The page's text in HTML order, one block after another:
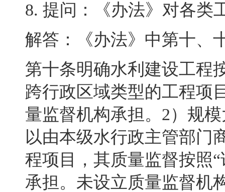
8. 提问：《办法》对各类
解答：《办法》中第十、
第十条明确水利建设工程
跨行政区域类型的工程项
量监督机构承担。 2）规
以由本级水行政主管部门
程项目
， 其质量监督按照
承担。 未设立质量监督机